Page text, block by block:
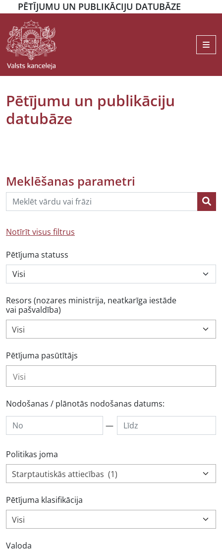
PĒTĪJUMU UN PUBLIKĀCIJU DATUBĀZE
Pētījumu un publikāciju
datubāze
Meklēšanas parametri
Notīrīt visus filtrus
Pētījuma statuss
Resors (nozares ministrija, neatkarīga iestāde
vai pašvaldība)
Visi
Pētījuma pasūtītājs
Nodošanas / plānotās nodošanas datums:
—
Politikas joma
Starptautiskās attiecības (1)
Pētījuma klasifikācija
Visi
Valoda